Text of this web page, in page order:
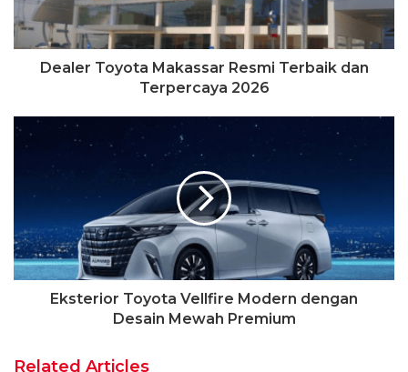
Dealer Toyota Makassar Resmi Terbaik dan
Terpercaya 2026
Eksterior Toyota Vellfire Modern dengan
Desain Mewah Premium
Related Articles